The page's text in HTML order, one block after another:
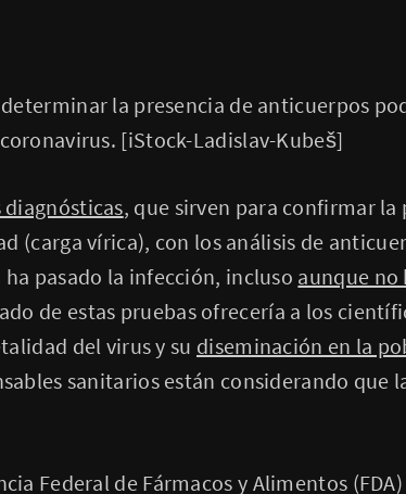
la presencia de anticuerpos
[iStock-Ladislav-Kubeš]
diagnósticas, que sirven para confirmar la
(carga vírica), con los análisis de
pasado la infección, incluso aunque no
de estas pruebas ofrecería a los
del virus y su diseminación en la
sanitarios están considerando que
Federal de Fármacos y Alimentos